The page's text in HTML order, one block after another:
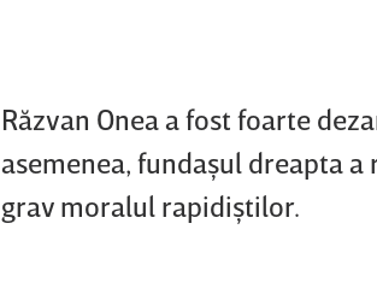
Răzvan Onea a fost foarte
asemenea, fundaşul dreapta
grav moralul rapidiştilor.